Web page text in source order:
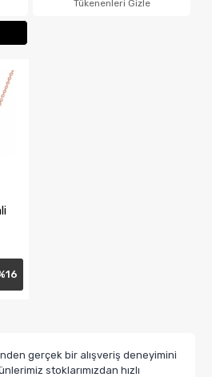
Tükenenleri Gizle
16
gerçek bir alışveriş deneyimini
stoklarımızdan hızlı